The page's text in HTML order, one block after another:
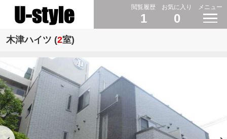
閲覧履歴
1
お気に入り
0
メニュー
木津ハイツ (2室)